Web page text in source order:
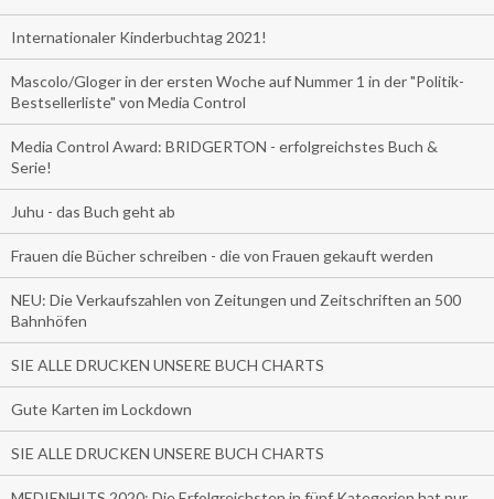
Internationaler Kinderbuchtag 2021!
Mascolo/Gloger in der ersten Woche auf Nummer 1 in der "Politik-
Bestsellerliste" von Media Control
Media Control Award: BRIDGERTON - erfolgreichstes Buch &
Serie!
Juhu - das Buch geht ab
Frauen die Bücher schreiben - die von Frauen gekauft werden
NEU: Die Verkaufszahlen von Zeitungen und Zeitschriften an 500
Bahnhöfen
SIE ALLE DRUCKEN UNSERE BUCH CHARTS
Gute Karten im Lockdown
SIE ALLE DRUCKEN UNSERE BUCH CHARTS